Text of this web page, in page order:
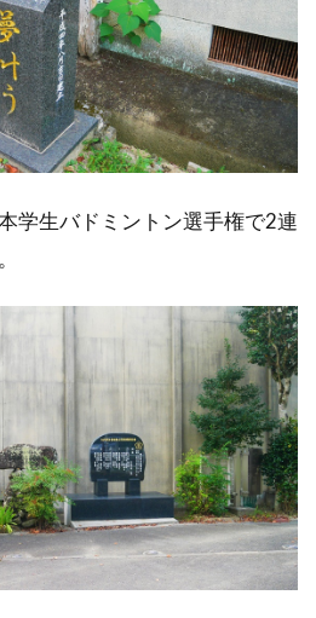
学生バドミントン選手権で2連